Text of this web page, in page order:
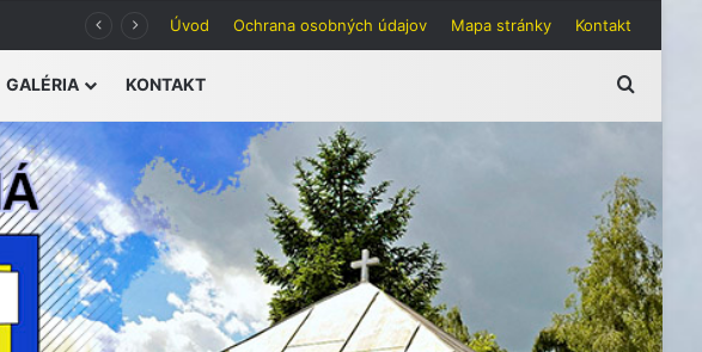
Úvod Ochrana osobných údajov Mapa stránky Kontakt
GALÉRIA KONTAKT Hľadať